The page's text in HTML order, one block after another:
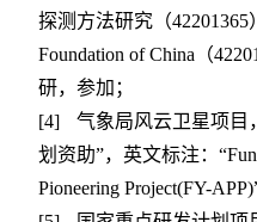
探测方法研究（42201365
Foundation of China （
研，参加；
[4]
气象局风云卫星项目
划资助”，英文标注：“
Pioneering Project(FY-APP)